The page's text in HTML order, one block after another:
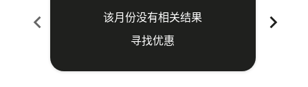
chevron_left
该月份没有相关结果
寻找优惠
chevron_right